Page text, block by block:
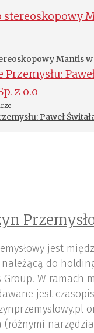
Mantis
Paweł
jest
do
W ramach
jest
(różnymi